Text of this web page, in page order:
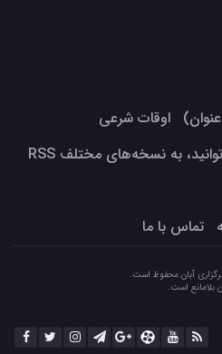
اوقات شرعی
با استفاده از لینک‌های زیر می‌توانید، به نسخه‌های مختلف RSS
تماس با ما
آبان محفوظ است.
بلامانع است.